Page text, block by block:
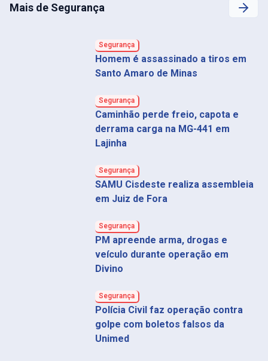
Mais de Segurança
Segurança
Homem é assassinado a tiros em
Santo Amaro de Minas
Segurança
Caminhão perde freio, capota e
derrama carga na MG-441 em
Lajinha
Segurança
SAMU Cisdeste realiza assembleia
em Juiz de Fora
Segurança
PM apreende arma, drogas e
veículo durante operação em
Divino
Segurança
Polícia Civil faz operação contra
golpe com boletos falsos da
Unimed